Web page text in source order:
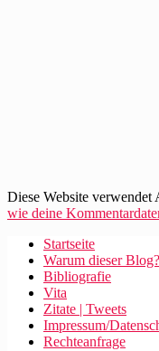
Diese Website verwendet
wie deine
Startseite
Warum dieser Blog?
Bibliografie
Vita
Zitate | Tweets
Impressum/
Rechteanfrage